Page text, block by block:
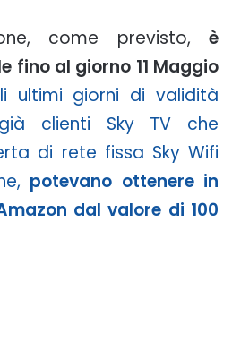
come previsto, è
fino al giorno 11 Maggio
ultimi giorni di validità
clienti Sky TV che
di rete fissa Sky Wifi
potevano ottenere in
dal valore di 100